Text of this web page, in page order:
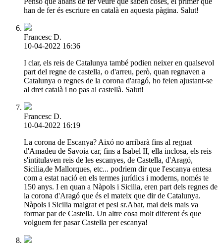
han de fer és escriure en català en aquesta pàgina. Salut!
Francesc D.
10-04-2022 16:36
I clar, els reis de Catalunya també podien neixer en qualsevol
part del regne de castella, o d'arreu, però, quan regnaven a
Catalunya o regnes de la corona d'aragó, ho feien ajustant-se
al dret català i no pas al castellà. Salut!
Francesc D.
10-04-2022 16:19
La corona de Escanya? Aixó no arribarà fins al regnat
d'Amadeu de Savoia car, fins a Isabel II, ella inclosa, els reis
s'intitulaven reis de les escanyes, de Castella, d'Aragó,
Sicilia,de Mallorques, etc... podriem dir que l'escanya entesa
com a estat nació en els termes jurídics i moderns, només te
150 anys. I en quan a Nàpols i Sicilia, eren part dels regnes de
la corona d'Aragó que és el mateix que dir de Catalunya.
Nàpols i Sicilia malgrat et pesi sr.Abat, mai dels mais va
formar par de Castella. Un altre cosa molt diferent és que
volguem fer pasar Castella per escanya!